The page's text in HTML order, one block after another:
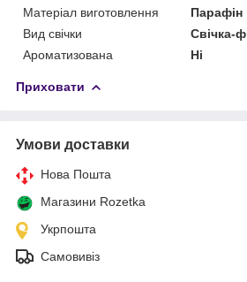
Матеріал виготовлення
Парафін
Вид свічки
Свічка-
Ароматизована
Ні
Приховати
Умови доставки
Нова Пошта
Магазини Rozetka
Укрпошта
Самовивіз